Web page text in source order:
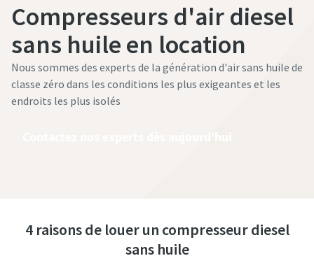
Compresseurs d'air diesel
sans huile en location
Nous sommes des experts de la génération d'air sans huile de
classe zéro dans les conditions les plus exigeantes et les
endroits les plus isolés
4 raisons de louer un compresseur diesel
sans huile